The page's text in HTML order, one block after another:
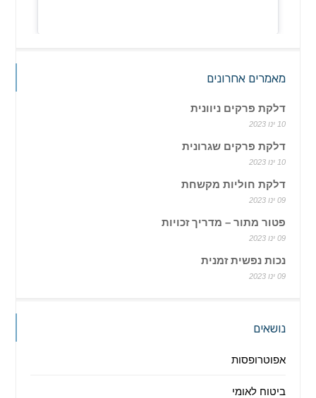
מאמרים אחרונים
דלקת פרקים ניוונית
10 ינו 2023
דלקת פרקים שגרונית
10 ינו 2023
דלקת חוליות מקשחת
09 ינו 2023
פטור מתור – מדריך זכויות
09 ינו 2023
נכות נפשית זמנית
09 ינו 2023
נושאים
אפוטרופסות
ביטוח לאומי